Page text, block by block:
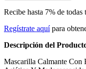
Recibe hasta 7% de
Regístrate aquí para
Descripción del
Mascarilla Calmante Con